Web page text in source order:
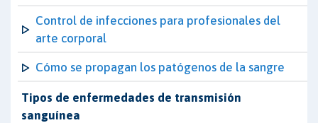
Control de infecciones para profesionales del
arte corporal
Cómo se propagan los patógenos de la sangre
Tipos de enfermedades de transmisión
sanguínea